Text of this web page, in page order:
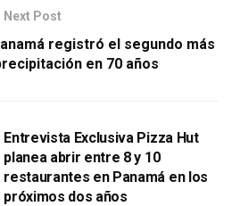
Next Post
registró el segundo más
en 70 años
Entrevista Exclusiva Pizza Hut
planea abrir entre 8 y 10
restaurantes en Panamá en los
próximos dos años